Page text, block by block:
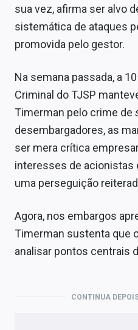
sua vez, afirma ser alvo
sistemática de ataques
promovida pelo gestor.
Na semana passada, a
Criminal do TJSP
Timerman pelo crime de
desembargadores, as
ser mera crítica
interesses de acionistas
uma perseguição
Agora, nos embargos
Timerman sustenta que
analisar pontos centrais
CONTINUA